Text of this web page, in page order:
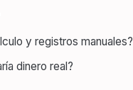
y registros manuales?
dinero real?